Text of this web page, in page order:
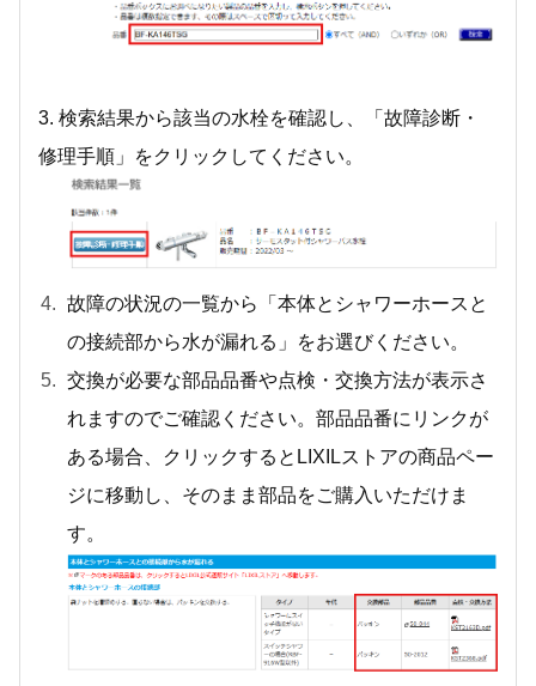
3. 検索結果から該当の水栓を確認し、「故障診断・
修理手順」をクリックしてください。
故障の状況の一覧から「本体とシャワーホースと
の接続部から水が漏れる」をお選びください。
交換が必要な部品品番や点検・交換方法が表示さ
れますのでご確認ください。部品品番にリンクが
ある場合、クリックするとLIXILストアの商品ペー
ジに移動し、そのまま部品をご購入いただけま
す。